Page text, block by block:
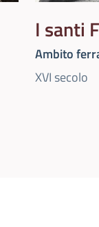
I santi
Ambito
XVI secolo